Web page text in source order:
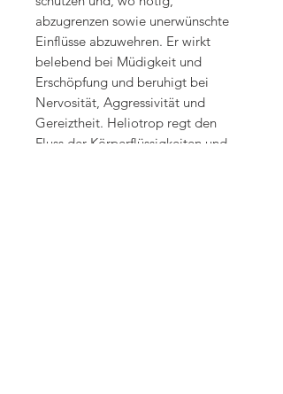
abzugrenzen sowie unerwünschte
Einflüsse abzuwehren. Er wirkt
belebend bei Müdigkeit und
Erschöpfung und beruhigt bei
Nervosität, Aggressivität und
Gereiztheit. Heliotrop regt den
Fluss der Körperflüssigkeiten und